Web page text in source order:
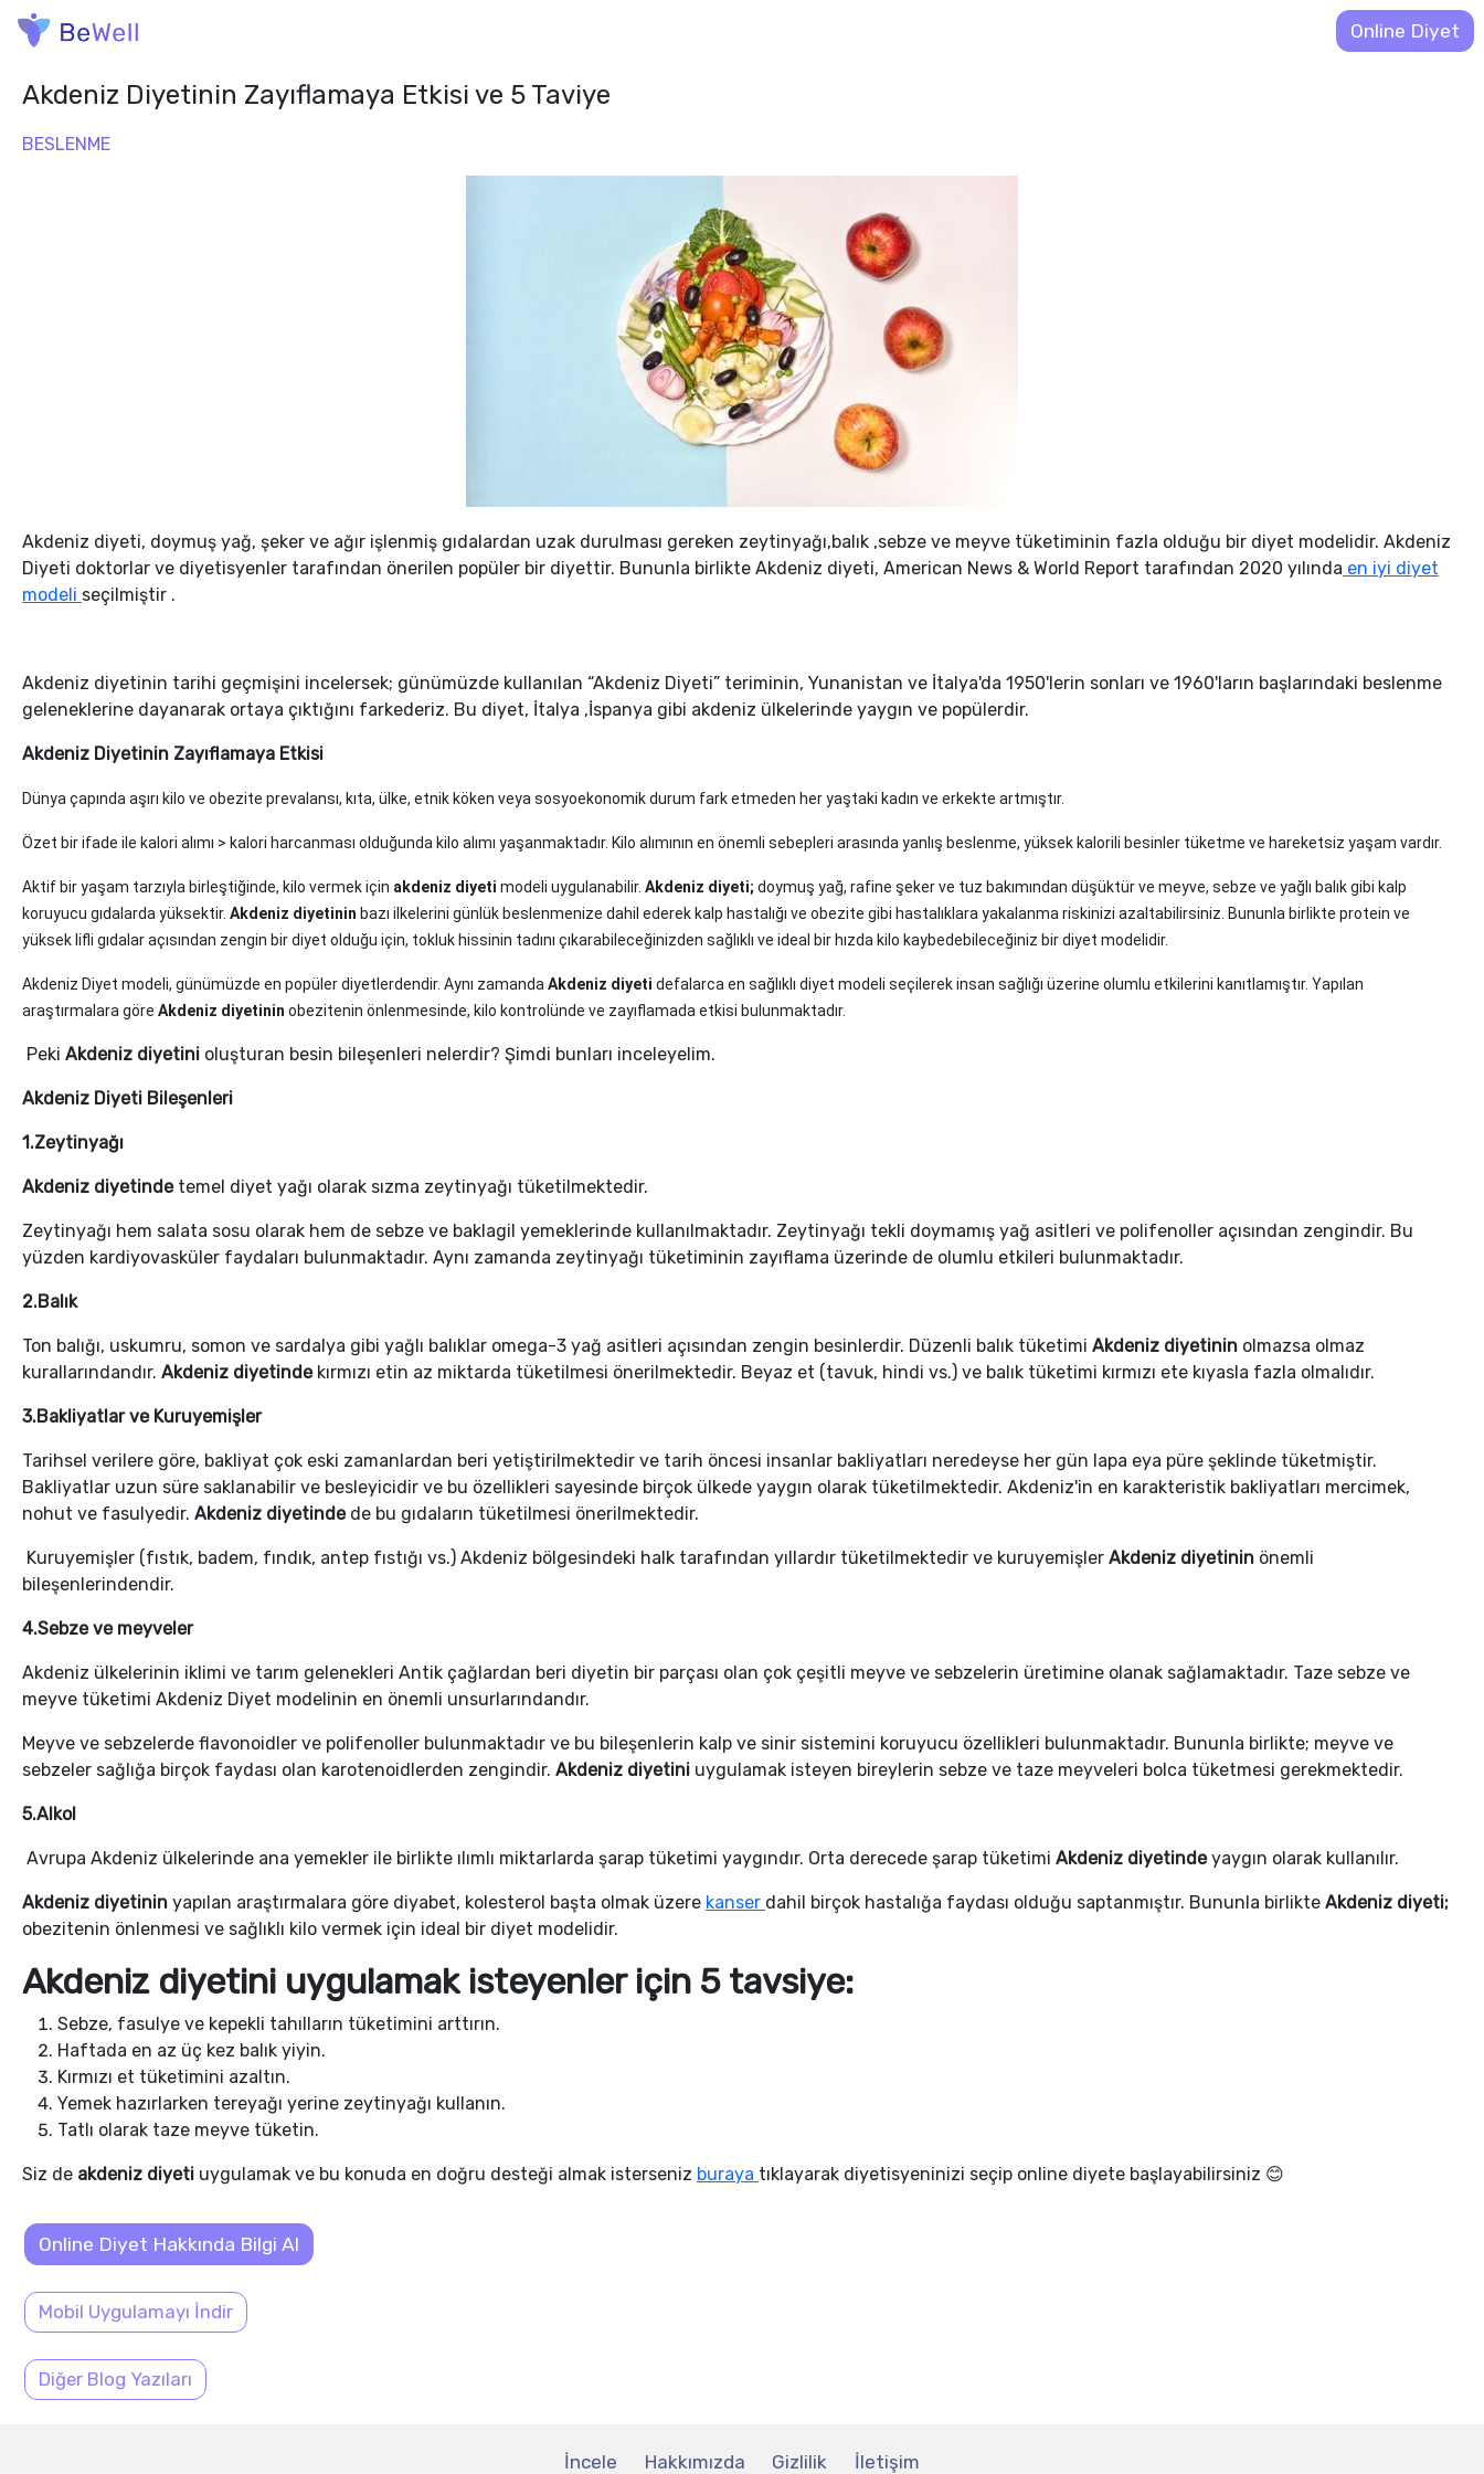
Online Diyet
Akdeniz Diyetinin Zayıflamaya Etkisi ve 5 Taviye
BESLENME
Akdeniz diyeti, doymuş yağ, şeker ve ağır işlenmiş gıdalardan uzak durulması gereken zeytinyağı,balık ,sebze ve meyve tüketiminin fazla olduğu bir diyet modelidir. Akdeniz
Diyeti doktorlar ve diyetisyenler tarafından önerilen popüler bir diyettir. Bununla birlikte Akdeniz diyeti, American News & World Report tarafından 2020 yılında en iyi diyet
modeli seçilmiştir .
Akdeniz diyetinin tarihi geçmişini incelersek; günümüzde kullanılan “Akdeniz Diyeti” teriminin, Yunanistan ve İtalya'da 1950'lerin sonları ve 1960'ların başlarındaki beslenme
geleneklerine dayanarak ortaya çıktığını farkederiz. Bu diyet, İtalya ,İspanya gibi akdeniz ülkelerinde yaygın ve popülerdir.
Akdeniz Diyetinin Zayıflamaya Etkisi
Dünya çapında aşırı kilo ve obezite prevalansı, kıta, ülke, etnik köken veya sosyoekonomik durum fark etmeden her yaştaki kadın ve erkekte artmıştır.
Özet bir ifade ile kalori alımı > kalori harcanması olduğunda kilo alımı yaşanmaktadır. Kilo alımının en önemli sebepleri arasında yanlış beslenme, yüksek kalorili besinler tüketme ve hareketsiz yaşam vardır.
Aktif bir yaşam tarzıyla birleştiğinde, kilo vermek için akdeniz diyeti modeli uygulanabilir. Akdeniz diyeti; doymuş yağ, rafine şeker ve tuz bakımından düşüktür ve meyve, sebze ve yağlı balık gibi kalp
koruyucu gıdalarda yüksektir. Akdeniz diyetinin bazı ilkelerini günlük beslenmenize dahil ederek kalp hastalığı ve obezite gibi hastalıklara yakalanma riskinizi azaltabilirsiniz. Bununla birlikte protein ve
yüksek lifli gıdalar açısından zengin bir diyet olduğu için, tokluk hissinin tadını çıkarabileceğinizden sağlıklı ve ideal bir hızda kilo kaybedebileceğiniz bir diyet modelidir.
Akdeniz Diyet modeli, günümüzde en popüler diyetlerdendir. Aynı zamanda Akdeniz diyeti defalarca en sağlıklı diyet modeli seçilerek insan sağlığı üzerine olumlu etkilerini kanıtlamıştır. Yapılan
araştırmalara göre Akdeniz diyetinin obezitenin önlenmesinde, kilo kontrolünde ve zayıflamada etkisi bulunmaktadır.
Peki Akdeniz diyetini oluşturan besin bileşenleri nelerdir? Şimdi bunları inceleyelim.
Akdeniz Diyeti Bileşenleri
1.Zeytinyağı
Akdeniz diyetindetemel diyet yağı olarak sızma zeytinyağı tüketilmektedir.
Zeytinyağı hem salata sosu olarak hem de sebze ve baklagil yemeklerinde kullanılmaktadır. Zeytinyağı tekli doymamış yağ asitleri ve polifenoller açısından zengindir. Bu
yüzden kardiyovasküler faydaları bulunmaktadır. Aynı zamanda zeytinyağı tüketiminin zayıflama üzerinde de olumlu etkileri bulunmaktadır.
2.Balık
Ton balığı, uskumru, somon ve sardalya gibi yağlı balıklar omega-3 yağ asitleri açısından zengin besinlerdir. Düzenli balık tüketimi Akdeniz diyetinin olmazsa olmaz
kurallarındandır. Akdeniz diyetindekırmızı etin az miktarda tüketilmesi önerilmektedir. Beyaz et (tavuk, hindi vs.) ve balık tüketimi kırmızı ete kıyasla fazla olmalıdır.
3.Bakliyatlar ve Kuruyemişler
Tarihsel verilere göre, bakliyat çok eski zamanlardan beri yetiştirilmektedir ve tarih öncesi insanlar bakliyatları neredeyse her gün lapa eya püre şeklinde tüketmiştir.
Bakliyatlar uzun süre saklanabilir ve besleyicidir ve bu özellikleri sayesinde birçok ülkede yaygın olarak tüketilmektedir. Akdeniz'in en karakteristik bakliyatları mercimek,
nohut ve fasulyedir. Akdeniz diyetindede bu gıdaların tüketilmesi önerilmektedir.
Kuruyemişler (fıstık, badem, fındık, antep fıstığı vs.) Akdeniz bölgesindeki halk tarafından yıllardır tüketilmektedir ve kuruyemişler Akdeniz diyetinin önemli
bileşenlerindendir.
4.Sebze ve meyveler
Akdeniz ülkelerinin iklimi ve tarım gelenekleri Antik çağlardan beri diyetin bir parçası olan çok çeşitli meyve ve sebzelerin üretimine olanak sağlamaktadır. Taze sebze ve
meyve tüketimi Akdeniz Diyet modelinin en önemli unsurlarındandır.
Meyve ve sebzelerde flavonoidler ve polifenoller bulunmaktadır ve bu bileşenlerin kalp ve sinir sistemini koruyucu özellikleri bulunmaktadır. Bununla birlikte; meyve ve
sebzeler sağlığa birçok faydası olan karotenoidlerden zengindir. Akdeniz diyetini uygulamak isteyen bireylerin sebze ve taze meyveleri bolca tüketmesi gerekmektedir.
5.Alkol
Avrupa Akdeniz ülkelerinde ana yemekler ile birlikte ılımlı miktarlarda şarap tüketimi yaygındır. Orta derecede şarap tüketimi Akdeniz diyetindeyaygın olarak kullanılır.
Akdeniz diyetinin yapılan araştırmalara göre diyabet, kolesterol başta olmak üzere kanser dahil birçok hastalığa faydası olduğu saptanmıştır. Bununla birlikte Akdeniz diyeti;
obezitenin önlenmesi ve sağlıklı kilo vermek için ideal bir diyet modelidir.
Akdeniz diyetini uygulamak isteyenler için 5 tavsiye:
Sebze, fasulye ve kepekli tahılların tüketimini arttırın.
Haftada en az üç kez balık yiyin.
Kırmızı et tüketimini azaltın.
Yemek hazırlarken tereyağı yerine zeytinyağı kullanın.
Tatlı olarak taze meyve tüketin.
Siz de akdeniz diyeti uygulamak ve bu konuda en doğru desteği almak isterseniz buraya tıklayarak diyetisyeninizi seçip online diyete başlayabilirsiniz 😊
Online Diyet Hakkında Bilgi Al
Mobil Uygulamayı İndir
Diğer Blog Yazıları
İncele Hakkımızda Gizlilik İletişim